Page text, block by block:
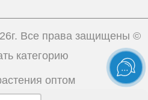
Все права защищены ©
категорию
оптом